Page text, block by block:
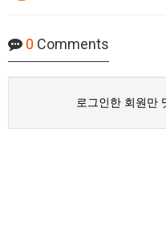
0 Comments
로그인한 회원만